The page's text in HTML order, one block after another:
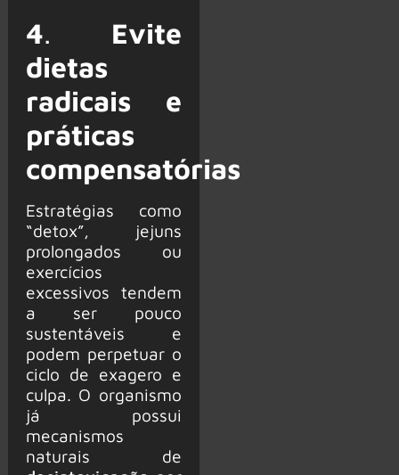
4. Evite
dietas
radicais e
práticas
compensatórias
Estratégias como
“detox”, jejuns
prolongados ou
exercícios
excessivos tendem
a ser pouco
sustentáveis e
podem perpetuar o
ciclo de exagero e
culpa. O organismo
já possui
mecanismos
naturais de